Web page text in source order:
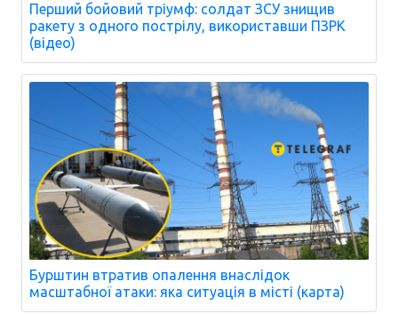
Перший бойовий тріумф: солдат ЗСУ знищив
ракету з одного пострілу, використавши ПЗРК
(відео)
Бурштин втратив опалення внаслідок
масштабної атаки: яка ситуація в місті (карта)